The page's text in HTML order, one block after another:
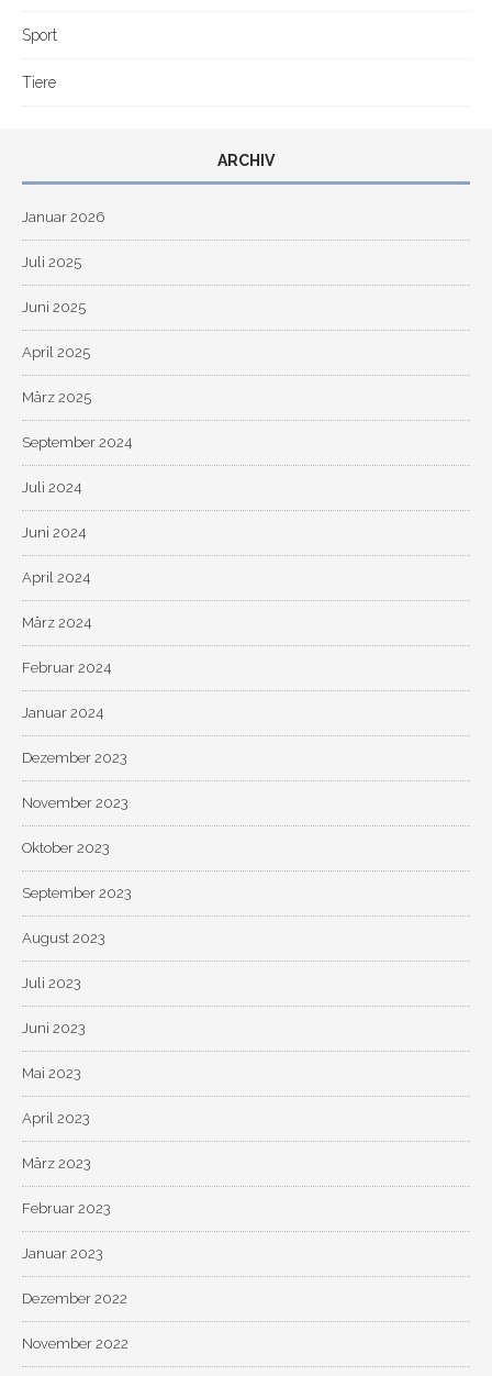
Sport
Tiere
ARCHIV
Januar 2026
Juli 2025
Juni 2025
April 2025
März 2025
September 2024
Juli 2024
Juni 2024
April 2024
März 2024
Februar 2024
Januar 2024
Dezember 2023
November 2023
Oktober 2023
September 2023
August 2023
Juli 2023
Juni 2023
Mai 2023
April 2023
März 2023
Februar 2023
Januar 2023
Dezember 2022
November 2022